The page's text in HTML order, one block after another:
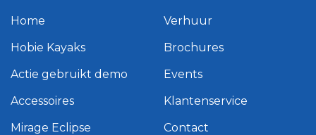
Home
Hobie Kayaks
Actie gebruikt demo
Accessoires
Mirage Eclipse
Verhuur
Brochures
Events
Klantenservice
Contact